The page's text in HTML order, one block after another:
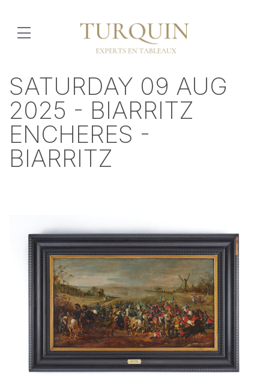
SATURDAY 09 AUG
2025 - BIARRITZ
ENCHERES -
BIARRITZ